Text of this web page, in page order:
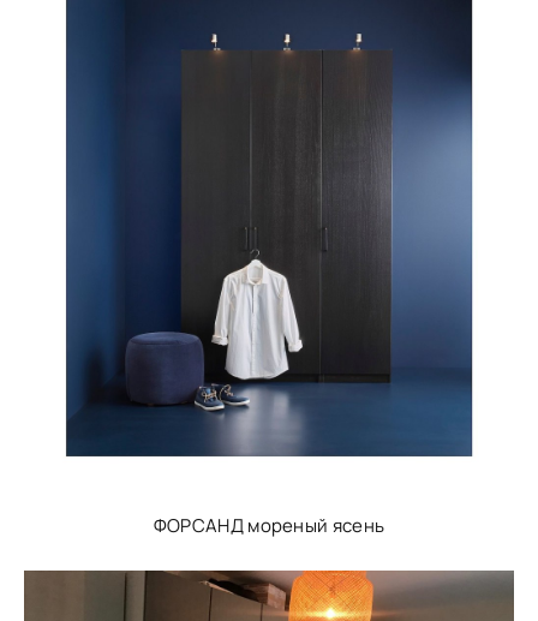
ФОРСАНД мореный ясень